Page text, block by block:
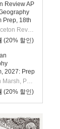
Review AP
Prep, 18th
Practice
Online +
The Princeton Review
(20% 할인)
2027: Prep
6 Practice
Online
Meredith Marsh, Peter S. Alagona
(20% 할인)